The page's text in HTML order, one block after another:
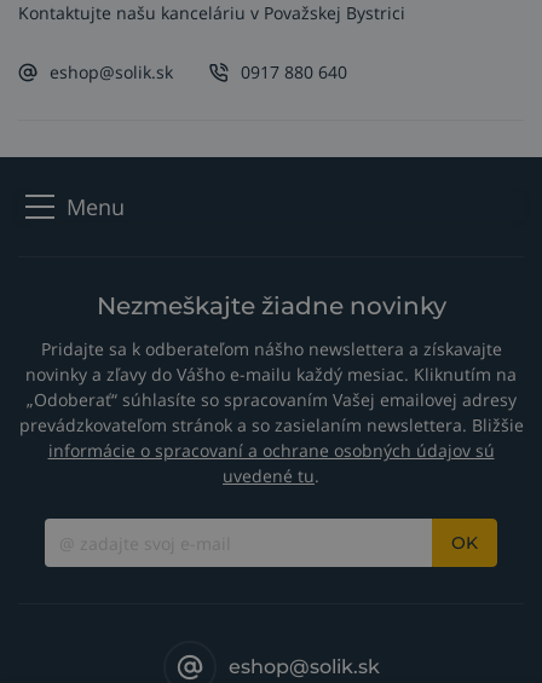
Kontaktujte našu kanceláriu v Považskej Bystrici
eshop@solik.sk 0917 880 640
Menu
Nezmeškajte žiadne novinky
Pridajte sa k odberateľom nášho newslettera a získavajte
novinky a zľavy do Vášho e-mailu každý mesiac. Kliknutím na
„Odoberať“ súhlasíte so spracovaním Vašej emailovej adresy
prevádzkovateľom stránok a so zasielaním newslettera. Bližšie
informácie o spracovaní a ochrane osobných údajov sú
uvedené tu.
OK
eshop@solik.sk